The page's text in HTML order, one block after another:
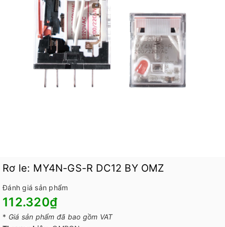
Rơ le: MY4N-GS-R DC12 BY OMZ
Đánh giá sản phẩm
112.320₫
* Giá sản phẩm đã bao gồm VAT